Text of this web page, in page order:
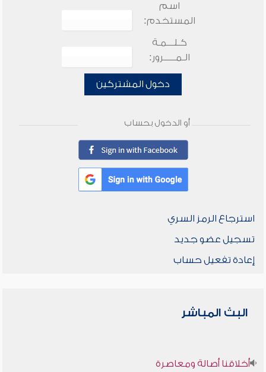
اسم
المستخدم:
كـلـــمـة
الـمـــــرور:
دخول المشتركين
أو الدخول بحساب
استرجاع الرمز السري
تسجيل عضو جديد
إعادة تفعيل حساب
البث المباشر
أخلاقنا أصالة ومعاصرة